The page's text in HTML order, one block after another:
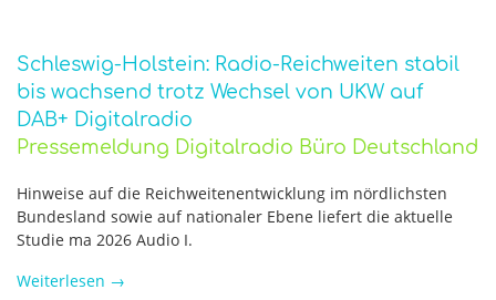
Schleswig-Holstein: Radio-Reichweiten stabil
bis wachsend trotz Wechsel von UKW auf
DAB+ Digitalradio
Pressemeldung Digitalradio Büro Deutschland
Hinweise auf die Reichweitenentwicklung im nördlichsten
Bundesland sowie auf nationaler Ebene liefert die aktuelle
Studie ma 2026 Audio I.
Weiterlesen →